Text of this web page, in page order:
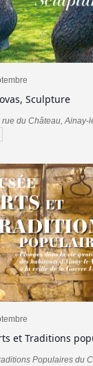
Sculpture
rue du Château, Ainay-
et Traditions
Populaires du